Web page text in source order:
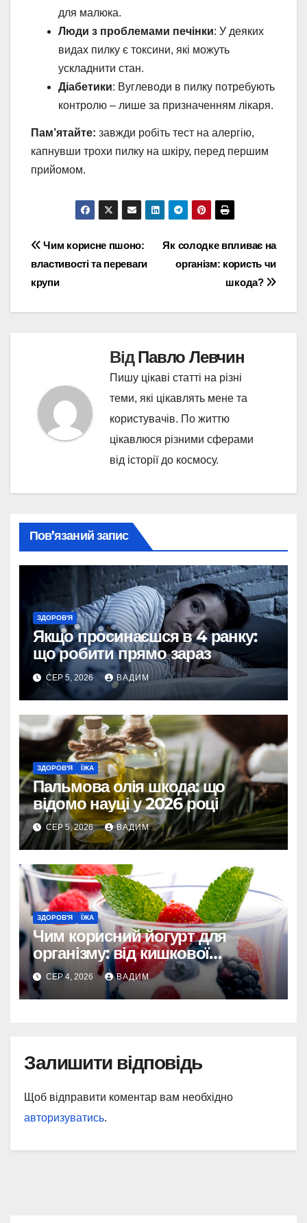
для малюка.
Люди з проблемами печінки: У деяких
видах пилку є токсини, які можуть
ускладнити стан.
Діабетики: Вуглеводи в пилку потребують
контролю – лише за призначенням лікаря.
Пам’ятайте: завжди робіть тест на алергію,
капнувши трохи пилку на шкіру, перед першим
прийомом.
Навігація
записів
Як солодке впливає на
організм: користь чи
шкода?
Чим корисне пшоно:
властивості та переваги
крупи
ВідПавло Левчин
Пишу цікаві статті на різні
теми, які цікавлять мене та
користувачів. По життю
цікавлюся різними сферами
від історії до космосу.
Пов’язаний запис
ЗДОРОВ'Я
Якщо просинаєшся в 4 ранку:
що робити прямо зараз
СЕР 5, 2026 ВАДИМ
ЗДОРОВ'Я ЇЖА
Пальмова олія шкода: що
відомо науці у 2026 році
СЕР 5, 2026 ВАДИМ
ЗДОРОВ'Я ЇЖА
Чим корисний йогурт для
організму: від кишкової
мікрофлори до довголіття
СЕР 4, 2026 ВАДИМ
Залишити відповідь
Щоб відправити коментар вам необхідно
авторизуватись.